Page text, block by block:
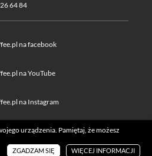
64 84
na facebook
na YouTube
na Instagram
Realizacja:icube.pl
urządzenia. Pamiętaj, że możesz
ZGADZAM SIĘ WIĘCEJ INFORMACJI